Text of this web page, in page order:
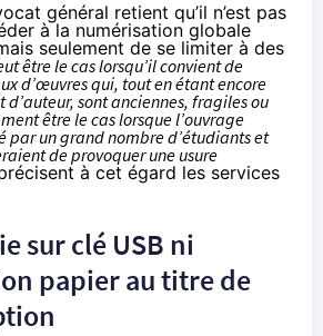
général retient qu’il n’est pas
à la numérisation globale
seulement de se limiter à des
être le cas lorsqu’il convient de
d’œuvres qui, tout en étant encore
sont anciennes, fragiles ou
être le cas lorsque l’ouvrage
par un grand nombre d’étudiants et
de provoquer une usure
à cet égard les services
sur clé USB ni
papier au titre de